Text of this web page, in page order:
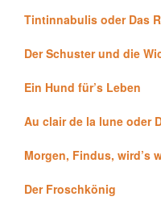
Tintinnabulis oder Das
Der Schuster und die
Ein Hund für’s Leben
Au clair de la lune oder
Morgen, Findus, wird’s
Der Froschkönig